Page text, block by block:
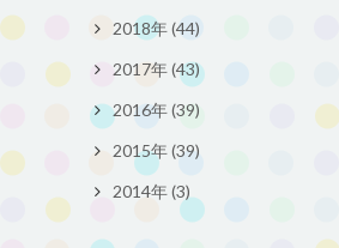
2018年 (44)
2017年 (43)
2016年 (39)
2015年 (39)
2014年 (3)